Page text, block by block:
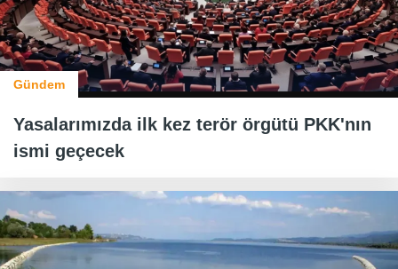
Gündem
Yasalarımızda ilk kez terör örgütü PKK'nın
ismi geçecek